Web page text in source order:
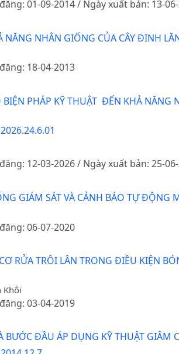
01-09-2014 / Ngày xuất bản: 13-
NĂNG NHÂN GIỐNG CỦA CÂY ĐINH
18-04-2013
PHÁP KỸ THUẬT ĐẾN KHẢ
12-03-2026 / Ngày xuất bản: 25-
GIÁM SÁT VÀ CẢNH BÁO TỰ
06-07-2020
RỬA TRÔI LÂN TRONG ĐIỀU KIỆN
Khôi
03-04-2019
BƯỚC ĐẦU ÁP DỤNG KỸ THUẬT